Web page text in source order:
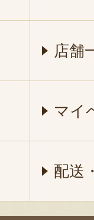
店舗
マイ
配送